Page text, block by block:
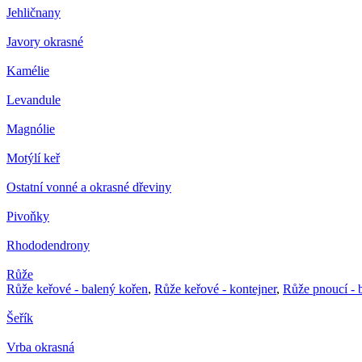
Jehličnany
Javory okrasné
Kamélie
Levandule
Magnólie
Motýlí keř
Ostatní vonné a okrasné dřeviny
Pivoňky
Rhododendrony
Růže
Růže keřové - balený kořen, Růže keřové - kontejner, Růže pnoucí -
Šeřík
Vrba okrasná